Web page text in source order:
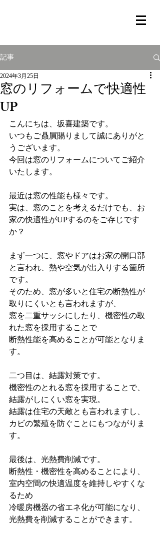
記事
窓のリフォームで快適性
UP
2024年3月25日
こんにちは、坂喜建築です。
いつもご贔屓賜りまして誠にありがと
うございます。
今回は窓のリフォームについてご紹介
いたします。
最近は窓の性能も様々です。
実は、窓のことを考えるだけでも、お
家の快適性がUPするのをご存じです
か？
まず一つに、窓やドアはお家の開口部
と言われ、熱や空気が出入りする箇所
です。
そのため、窓が多いと住宅の断熱性が
取りにくいとも言われますが、
窓を二重サッシにしたり、機密性の取
れた窓を採用することで
断熱性能を高めることが可能となりま
す。
二つ目は、結露対策です。
機密性のとれる窓を採用することで、
結露がしにくい窓を実現。
結露は住宅の天敵とも言われますし、
カビの繁殖を防ぐことにもつながりま
す。
最後は、光熱費削減です。
断熱性・機密性を高めることにより、
室内空間の快適温度を維持しやすくな
るため
冷暖房機器の省エネ化が可能になり、
光熱費を削減することができます。